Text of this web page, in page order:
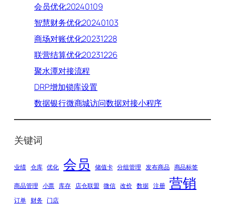
会员优化20240109
智慧财务优化20240103
商场对账优化20231228
联营结算优化20231226
聚水潭对接流程
DRP增加锁库设置
数据银行微商城访问数据对接小程序
关键词
业绩 仓库 优化 会员 储值卡 分组管理 发布商品 商品标签
商品管理 小票 库存 店仓联盟 微信 改价 数据 注册 营销
订单 财务 门店